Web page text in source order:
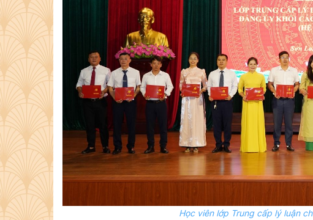
Học viên lớp Trung cấp lý luận